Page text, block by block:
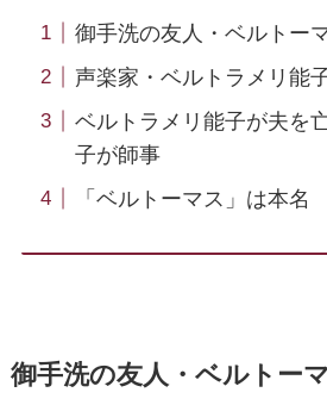
御手洗の友人・ベルトー
声楽家・ベルトラメリ能
ベルトラメリ能子が夫を
子が師事
「ベルトーマス」は本
御手洗の友人・ベルトー